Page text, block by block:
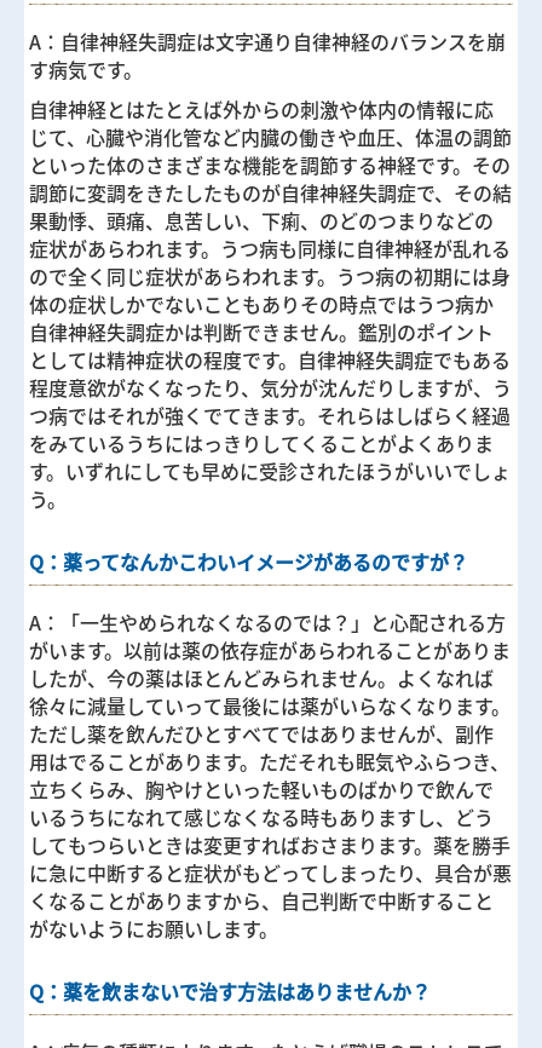
A：自律神経失調症は文字通り自律神経のバランスを崩
す病気です。
自律神経とはたとえば外からの刺激や体内の情報に応
じて、心臓や消化管など内臓の働きや血圧、体温の調節
といった体のさまざまな機能を調節する神経です。その
調節に変調をきたしたものが自律神経失調症で、その結
果動悸、頭痛、息苦しい、下痢、のどのつまりなどの
症状があらわれます。うつ病も同様に自律神経が乱れる
ので全く同じ症状があらわれます。うつ病の初期には身
体の症状しかでないこともありその時点ではうつ病か
自律神経失調症かは判断できません。鑑別のポイント
としては精神症状の程度です。自律神経失調症でもある
程度意欲がなくなったり、気分が沈んだりしますが、う
つ病ではそれが強くでてきます。それらはしばらく経過
をみているうちにはっきりしてくることがよくありま
す。いずれにしても早めに受診されたほうがいいでしょ
う。
Q：薬ってなんかこわいイメージがあるのですが？
A：
「一生やめられなくなるのでは？」と心配される方
がいます。以前は薬の依存症があらわれることがありま
したが、今の薬はほとんどみられません。よくなれば
徐々に減量していって最後には薬がいらなくなります。
ただし薬を飲んだひとすべてではありませんが、副作
用はでることがあります。ただそれも眠気やふらつき、
立ちくらみ、胸やけといった軽いものばかりで飲んで
いるうちになれて感じなくなる時もありますし、どう
してもつらいときは変更すればおさまります。薬を勝手
に急に中断すると症状がもどってしまったり、具合が悪
くなることがありますから、自己判断で中断すること
がないようにお願いします。
Q：薬を飲まないで治す方法はありませんか？